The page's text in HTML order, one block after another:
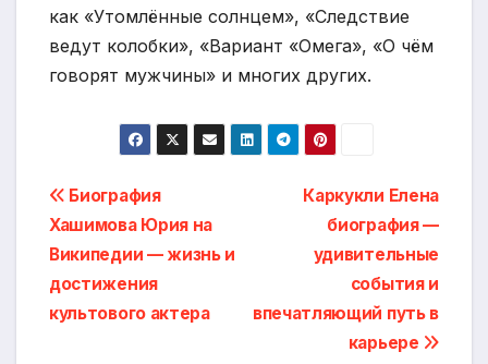
как «Утомлённые солнцем», «Следствие
ведут колобки», «Вариант «Омега», «О чём
говорят мужчины» и многих других.
Навигация
по
записям
Каркукли Елена
биография —
удивительные
события и
впечатляющий путь в
карьере
Биография
Хашимова Юрия на
Википедии — жизнь и
достижения
культового актера